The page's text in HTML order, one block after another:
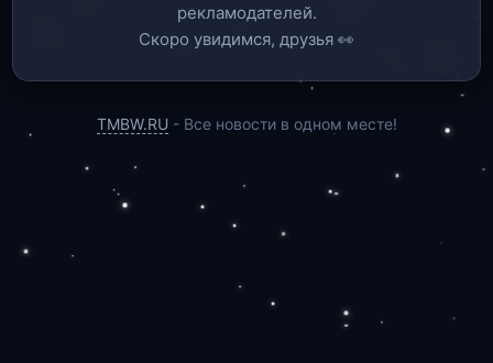
рекламодателей.
Скоро увидимся, друзья 👀
TMBW.RU - Все новости в одном месте!